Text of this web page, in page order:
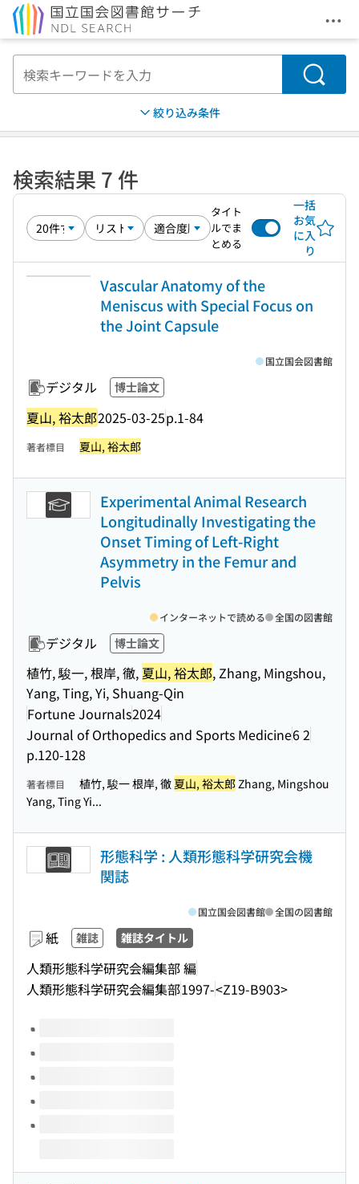
メ
検索
絞り込み条件
検索結果 7 件
タイト
ルでま
とめる
一括
お気
に入
り
Vascular Anatomy of the
Meniscus with Special Focus on
the Joint Capsule
デジタル 博士論文
夏山, 裕太郎2025-03-25p.1-84
国立国会図書館
著者標目 夏山, 裕太郎
Experimental Animal Research
Longitudinally Investigating the
Onset Timing of Left-Right
Asymmetry in the Femur and
Pelvis
デジタル 博士論文
植竹, 駿一, 根岸, 徹, 夏山, 裕太郎, Zhang, Mingshou,
Yang, Ting, Yi, Shuang-Qin
Fortune Journals2024
Journal of Orthopedics and Sports Medicine6 2
p.120-128
インターネットで読める 全国の図書館
著者標目 植竹, 駿一 根岸, 徹 夏山, 裕太郎Zhang, Mingshou
Yang, Ting Yi...
形態科学 : 人類形態科学研究会機
関誌
紙 雑誌 雑誌タイトル
人類形態科学研究会編集部 編
人類形態科学研究会編集部1997-<Z19-B903>
国立国会図書館 全国の図書館
このタイトルの巻号